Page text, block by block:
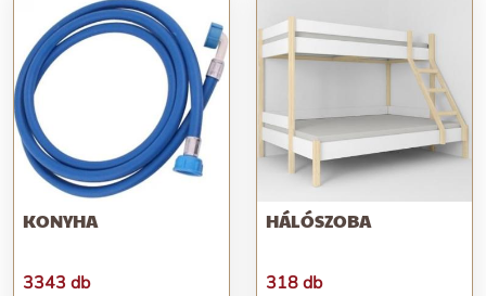
KONYHA
3343 db
HÁLÓSZOBA
318 db